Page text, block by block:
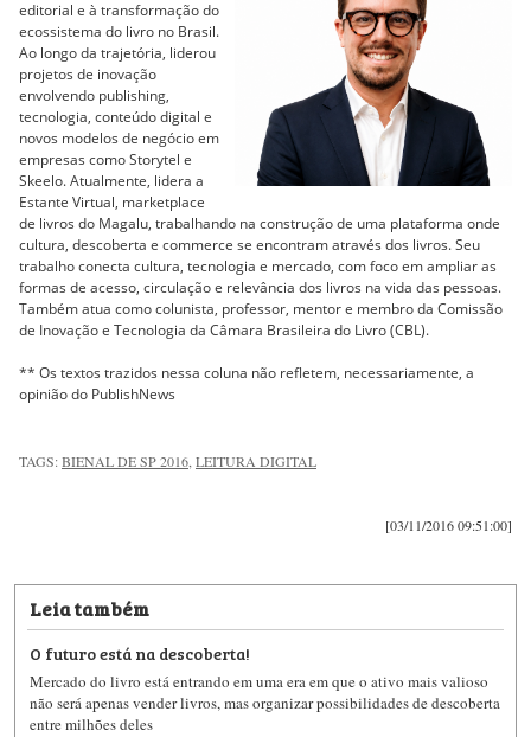
editorial e à transformação do
ecossistema do livro no Brasil.
Ao longo da trajetória, liderou
projetos de inovação
envolvendo publishing,
tecnologia, conteúdo digital e
novos modelos de negócio em
empresas como Storytel e
Skeelo. Atualmente, lidera a
Estante Virtual, marketplace
de livros do Magalu, trabalhando na construção de uma plataforma onde
cultura, descoberta e commerce se encontram através dos livros. Seu
trabalho conecta cultura, tecnologia e mercado, com foco em ampliar as
formas de acesso, circulação e relevância dos livros na vida das pessoas.
Também atua como colunista, professor, mentor e membro da Comissão
de Inovação e Tecnologia da Câmara Brasileira do Livro (CBL).
** Os textos trazidos nessa coluna não refletem, necessariamente, a
opinião do PublishNews
TAGS:BIENAL DE SP 2016,LEITURA DIGITAL
[03/11/2016 09:51:00]
Leia também
O futuro está na descoberta!
Mercado do livro está entrando em uma era em que o ativo mais valioso
não será apenas vender livros, mas organizar possibilidades de descoberta
entre milhões deles